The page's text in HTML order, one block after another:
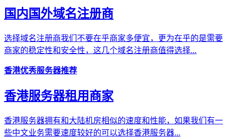
国内国外域名注册商
选择域名注册商我们不要在乎商家多便宜，更为在乎的是需要
商家的稳定性和安全性，这几个域名注册商值得选择...
香港优秀服务器推荐
香港服务器租用商家
香港服务器拥有和大陆机房相似的速度和性能，如果我们有一
些中文业务需要速度较好的可以选择香港服务器...